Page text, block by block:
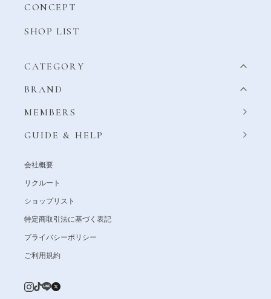
CONCEPT
SHOP LIST
CATEGORY
BRAND
MEMBERS
GUIDE & HELP
会社概要
リクルート
ショップリスト
特定商取引法に基づく表記
プライバシーポリシー
ご利用規約